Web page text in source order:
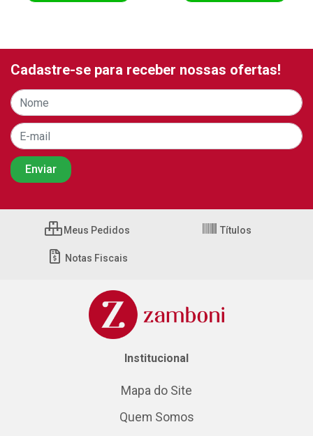
Cadastre-se para receber nossas ofertas!
Meus Pedidos Títulos
Notas Fiscais
Institucional
Mapa do Site
Quem Somos